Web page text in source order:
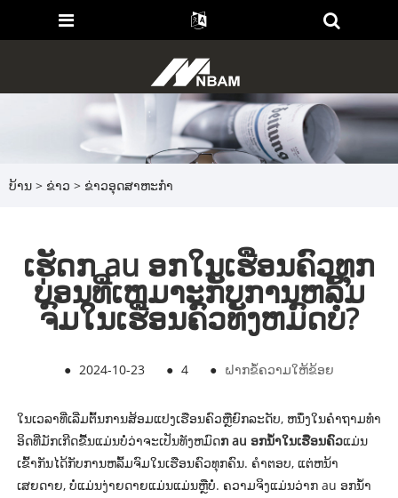
ບ້ານ > ຂ່າວ > ຂ່າວອຸດສາຫະກໍາ
ເຮັດກ au ອກໃນເຮືອນຄົວທຸກ
ບ່ອນທີ່ເຫມາະກັບການຫລົ້ມ
ຈົມໃນເຮືອນຄົວທັງຫມົດບໍ?
● 2024-10-23 ● 4 ● ຝາກຂໍ້ຄວາມໃຫ້ຂ້ອຍ
ໃນເວລາທີ່ເລີ່ມຕົ້ນການສ້ອມແປງເຮືອນຄົວຫຼືຍົກລະດັບ, ຫນຶ່ງໃນຄໍາຖາມທໍາ
ອິດທີ່ມັກເກີດຂື້ນແມ່ນບໍ່ວ່າຈະເປັນທັງຫມົດກ au ອກນ້ໍາໃນເຮືອນຄົວແມ່ນ
ເຂົ້າກັນໄດ້ກັບການຫລົ້ມຈົມໃນເຮືອນຄົວທຸກຄົນ. ຄໍາຕອບ, ແຕ່ຫນ້າ
ເສຍດາຍ, ບໍ່ແມ່ນງ່າຍດາຍແມ່ນແມ່ນຫຼືບໍ່. ຄວາມຈິງແມ່ນວ່າກ au ອກນ້ໍາ